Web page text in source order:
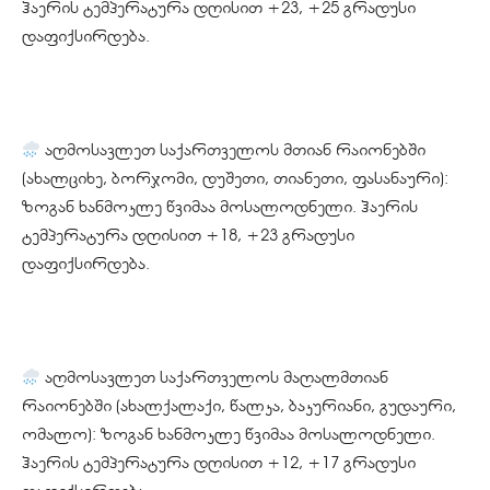
ჰაერის ტემპერატურა დღისით +23, +25 გრადუსი
დაფიქსირდება.
აღმოსავლეთ საქართველოს მთიან რაიონებში
(ახალციხე, ბორჯომი, დუშეთი, თიანეთი, ფასანაური):
ზოგან ხანმოკლე წვიმაა მოსალოდნელი. ჰაერის
ტემპერატურა დღისით +18, +23 გრადუსი
დაფიქსირდება.
აღმოსავლეთ საქართველოს მაღალმთიან
რაიონებში (ახალქალაქი, წალკა, ბაკურიანი, გუდაური,
ომალო): ზოგან ხანმოკლე წვიმაა მოსალოდნელი.
ჰაერის ტემპერატურა დღისით +12, +17 გრადუსი